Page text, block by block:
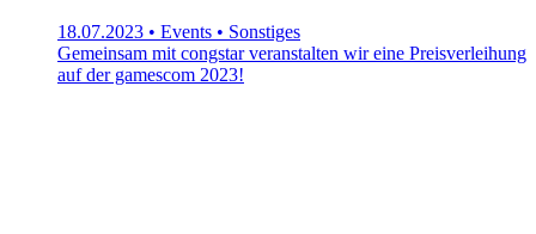
18.07.2023 • Events • Sonstiges
Gemeinsam mit congstar veranstalten wir eine Preisverleihung
auf der gamescom 2023!